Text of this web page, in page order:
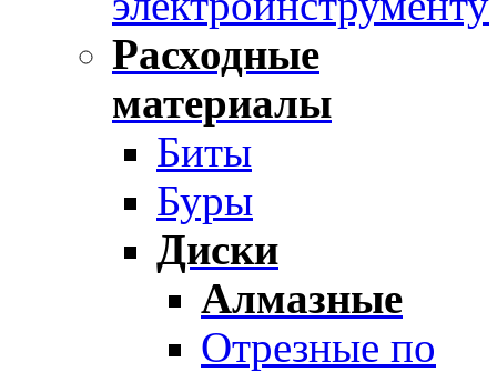
Расходные
материалы
Биты
Буры
Диски
Алмазные
Отрезные по